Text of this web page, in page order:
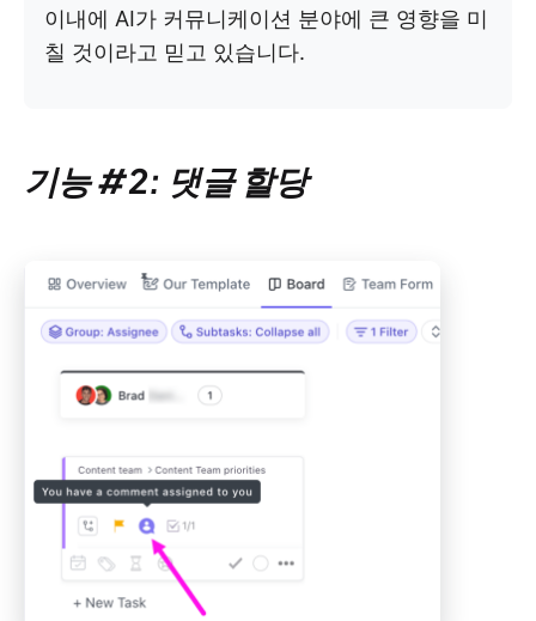
이내에 AI가 커뮤니케이션 분야에 큰 영향을 미
칠 것이라고 믿고 있습니다.
기능 #2: 댓글 할당